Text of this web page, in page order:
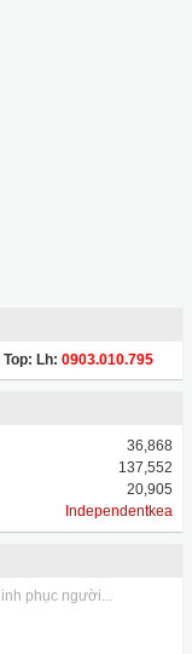
Lh: 0903.010.795
36,868
137,552
20,905
Independentkea
phục người...